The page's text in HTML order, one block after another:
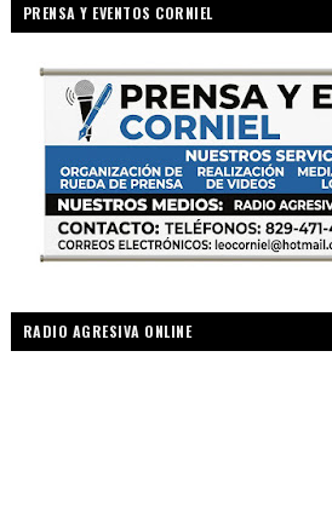
PRENSA Y EVENTOS CORNIEL
RADIO AGRESIVA ONLINE